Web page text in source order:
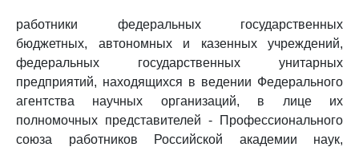
работники федеральных государственных
бюджетных, автономных и казенных учреждений,
федеральных государственных унитарных
предприятий, находящихся в ведении Федерального
агентства научных организаций, в лице их
полномочных представителей - Профессионального
союза работников Российской академии наук,